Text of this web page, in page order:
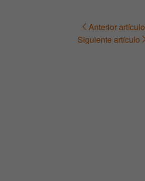
Navegación Anterior artículo
Siguiente artículo